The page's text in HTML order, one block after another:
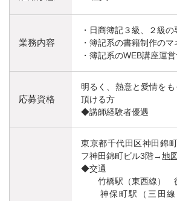
業務内容
・日商簿記３級、２級の
・簿記系の書籍制作のマ
・簿記系のWEB講座運
応募資格
明るく、熱意と愛情を
頂ける方
◆講師経験者優遇
東京都千代田区神田錦
フ神田錦町ビル3階→地図
◆交通
竹橋駅（東西線）
神保町駅（三田線